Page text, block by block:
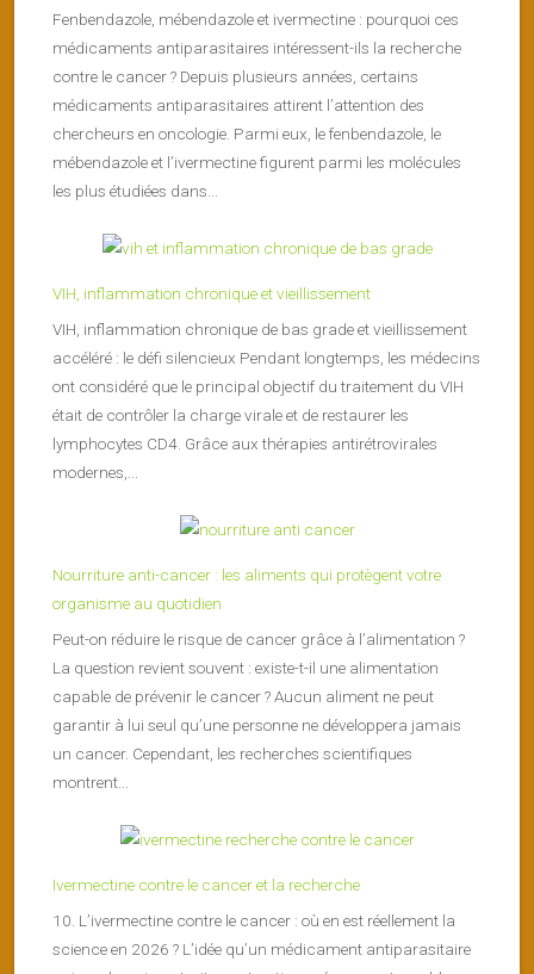
Fenbendazole, mébendazole et ivermectine : pourquoi ces
médicaments antiparasitaires intéressent-ils la recherche
contre le cancer ? Depuis plusieurs années, certains
médicaments antiparasitaires attirent l’attention des
chercheurs en oncologie. Parmi eux, le fenbendazole, le
mébendazole et l’ivermectine figurent parmi les molécules
les plus étudiées dans...
VIH, inflammation chronique et vieillissement
VIH, inflammation chronique de bas grade et vieillissement
accéléré : le défi silencieux Pendant longtemps, les médecins
ont considéré que le principal objectif du traitement du VIH
était de contrôler la charge virale et de restaurer les
lymphocytes CD4. Grâce aux thérapies antirétrovirales
modernes,...
Nourriture anti-cancer : les aliments qui protègent votre
organisme au quotidien
Peut-on réduire le risque de cancer grâce à l’alimentation ?
La question revient souvent : existe-t-il une alimentation
capable de prévenir le cancer ? Aucun aliment ne peut
garantir à lui seul qu’une personne ne développera jamais
un cancer. Cependant, les recherches scientifiques
montrent...
Ivermectine contre le cancer et la recherche
10. L’ivermectine contre le cancer : où en est réellement la
science en 2026 ? L’idée qu’un médicament antiparasitaire